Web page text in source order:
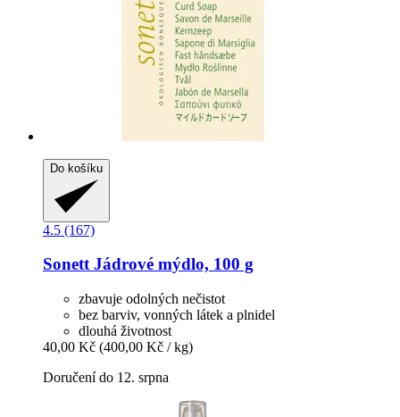
Do košíku
4.5 (167)
SonettJádrové mýdlo, 100 g
zbavuje odolných nečistot
bez barviv, vonných látek a plnidel
dlouhá životnost
40,00 Kč (400,00 Kč / kg)
Doručení do 12. srpna